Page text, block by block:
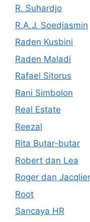
R. Suhardjo
R.A.J. Soedjasmin
Raden Kusbini
Raden Maladi
Rafael Sitorus
Rani Simbolon
Real Estate
Reezal
Rita Butar-butar
Robert dan Lea
Roger dan
Root
Sancaya HR